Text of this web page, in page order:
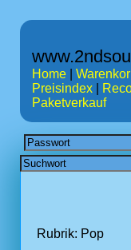
Home
Preisindex
Paketverkauf
Rubrik: Pop